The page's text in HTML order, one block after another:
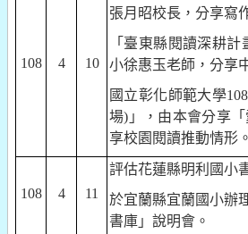
108 4 10
張月昭校長，分享寫
「臺東縣閱讀深耕
小徐惠玉老師，分享
國立彰化師範大學108
場) 」，由本會分享
享校園閱讀推動情形。
108 4 11
評估花蓮縣明利國小
於宜蘭縣宜蘭國小辦
書庫」說明會。